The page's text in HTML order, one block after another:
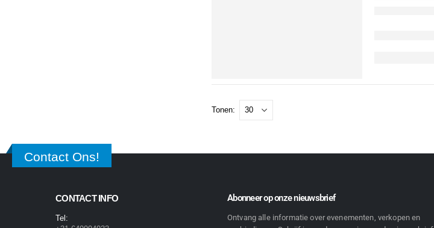
Tonen:
Contact Ons!
CONTACT INFO
Tel:
Abonneer op onze nieuwsbrief
Ontvang alle informatie over evenementen, verkopen en